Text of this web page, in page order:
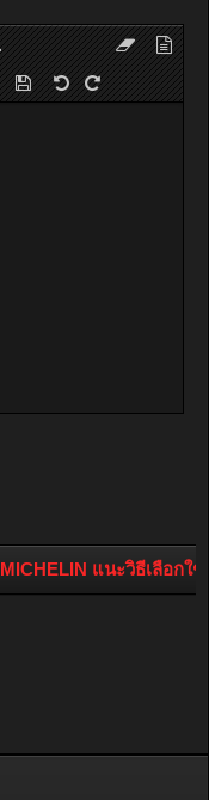
MICHELIN แนะวิธีเลือกใ